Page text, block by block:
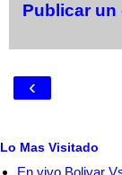
Publicar un
‹
Lo Mas Visitado
En vivo Bolivar